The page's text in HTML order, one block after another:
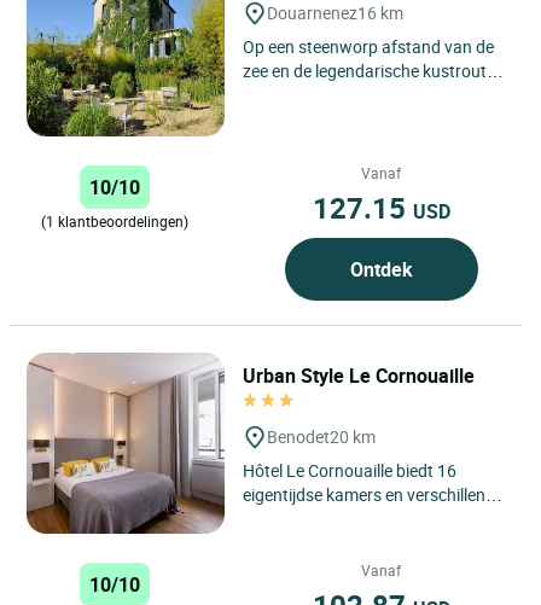
Douarnenez16 km
Op een steenworp afstand van de
zee en de legendarische kustroute
10/10
(1 klantbeoordelingen)
Vanaf
127.15 USD
Ontdek
Urban Style Le Cornouaille
Benodet20 km
Hôtel Le Cornouaille biedt 16
eigentijdse kamers en verschillende
10/10
Vanaf